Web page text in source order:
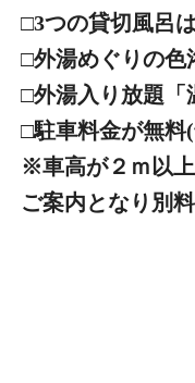
□3つの貸切風呂
□外湯めぐりの色
□外湯入り放題「
□駐車料金が無料
※車高が２ｍ以
ご案内となり別